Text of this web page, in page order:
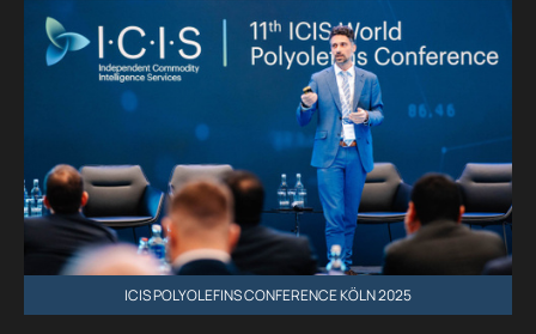
ICIS POLYOLEFINS CONFERENCE KÖLN 2025